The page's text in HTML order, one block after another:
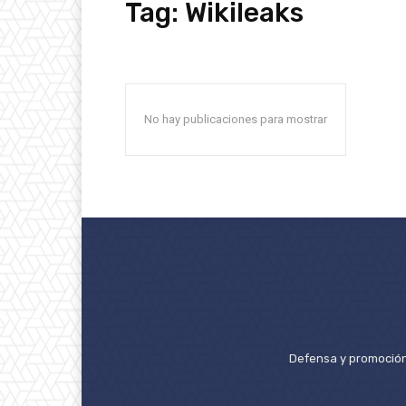
Tag: Wikileaks
No hay publicaciones para mostrar
Defensa y